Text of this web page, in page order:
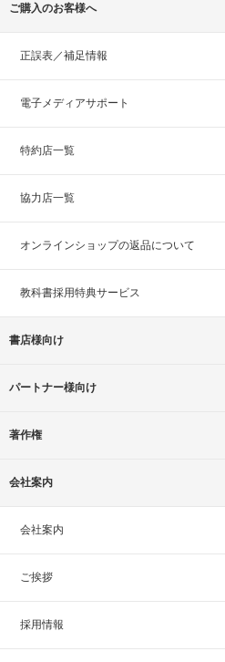
ご購入のお客様へ
正誤表／補足情報
電子メディアサポート
特約店一覧
協力店一覧
オンラインショップの返品について
教科書採用特典サービス
書店様向け
パートナー様向け
著作権
会社案内
会社案内
ご挨拶
採用情報